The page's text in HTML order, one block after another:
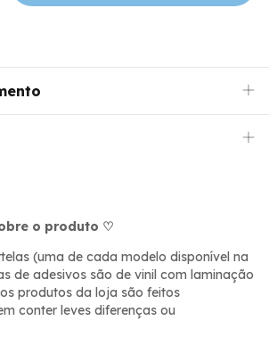
o produto ♡
(uma de cada modelo disponível na
de adesivos são de vinil com laminação
produtos da loja são feitos
conter leves diferenças ou